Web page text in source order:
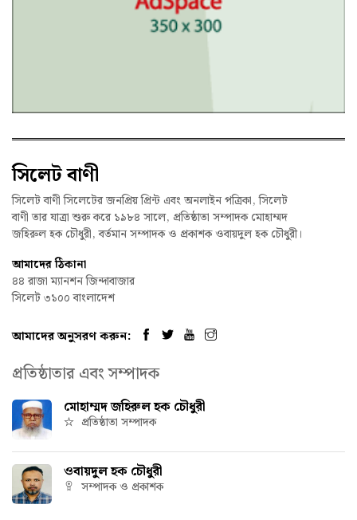
সিলেট বাণী
সিলেট বাণী সিলেটের জনপ্রিয় প্রিন্ট এবং অনলাইন পত্রিকা, সিলেট
বাণী তার যাত্রা শুরু করে ১৯৮৪ সালে, প্রতিষ্ঠাতা সম্পাদক মোহাম্মদ
জহিরুল হক চৌধুরী, বর্তমান সম্পাদক ও প্রকাশক ওবায়দুল হক চৌধুরী।
আমাদের ঠিকানা
৪৪ রাজা ম্যানশন জিন্দাবাজার
সিলেট ৩১০০ বাংলাদেশ
আমাদের অনুসরণ করুন:
প্রতিষ্ঠাতার এবং সম্পাদক
মোহাম্মদ জহিরুল হক চৌধুরী
প্রতিষ্ঠাতা সম্পাদক
ওবায়দুল হক চৌধুরী
সম্পাদক ও প্রকাশক